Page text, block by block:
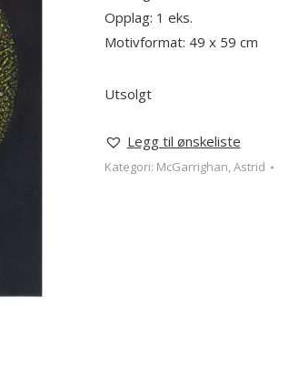
Opplag: 1 eks.
Motivformat: 49 x 59 cm
Utsolgt
Legg til ønskeliste
Kategori: McGarrighan, Astrid